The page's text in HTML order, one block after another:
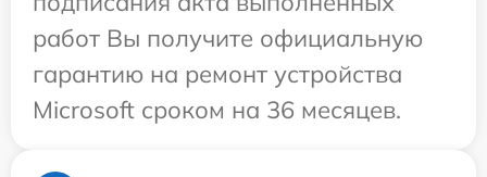
работ Вы получите официальную
гарантию на ремонт устройства
Microsoft сроком на 36 месяцев.